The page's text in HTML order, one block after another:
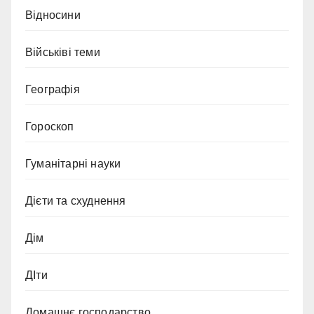
Відносини
Військіві теми
Географія
Гороскоп
Гуманітарні науки
Дієти та схуднення
Дім
ДІти